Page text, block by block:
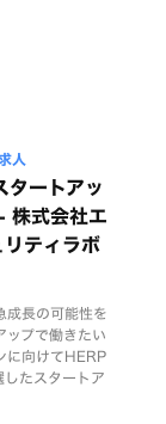
人
ートアッ
株式会社エ
ティラボ
成長の可能性を
ップで働きたい
に向けてHERP
たスタートア